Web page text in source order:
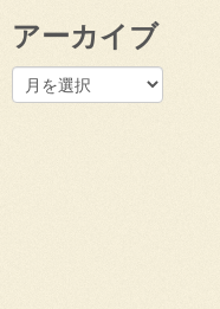
アーカイブ